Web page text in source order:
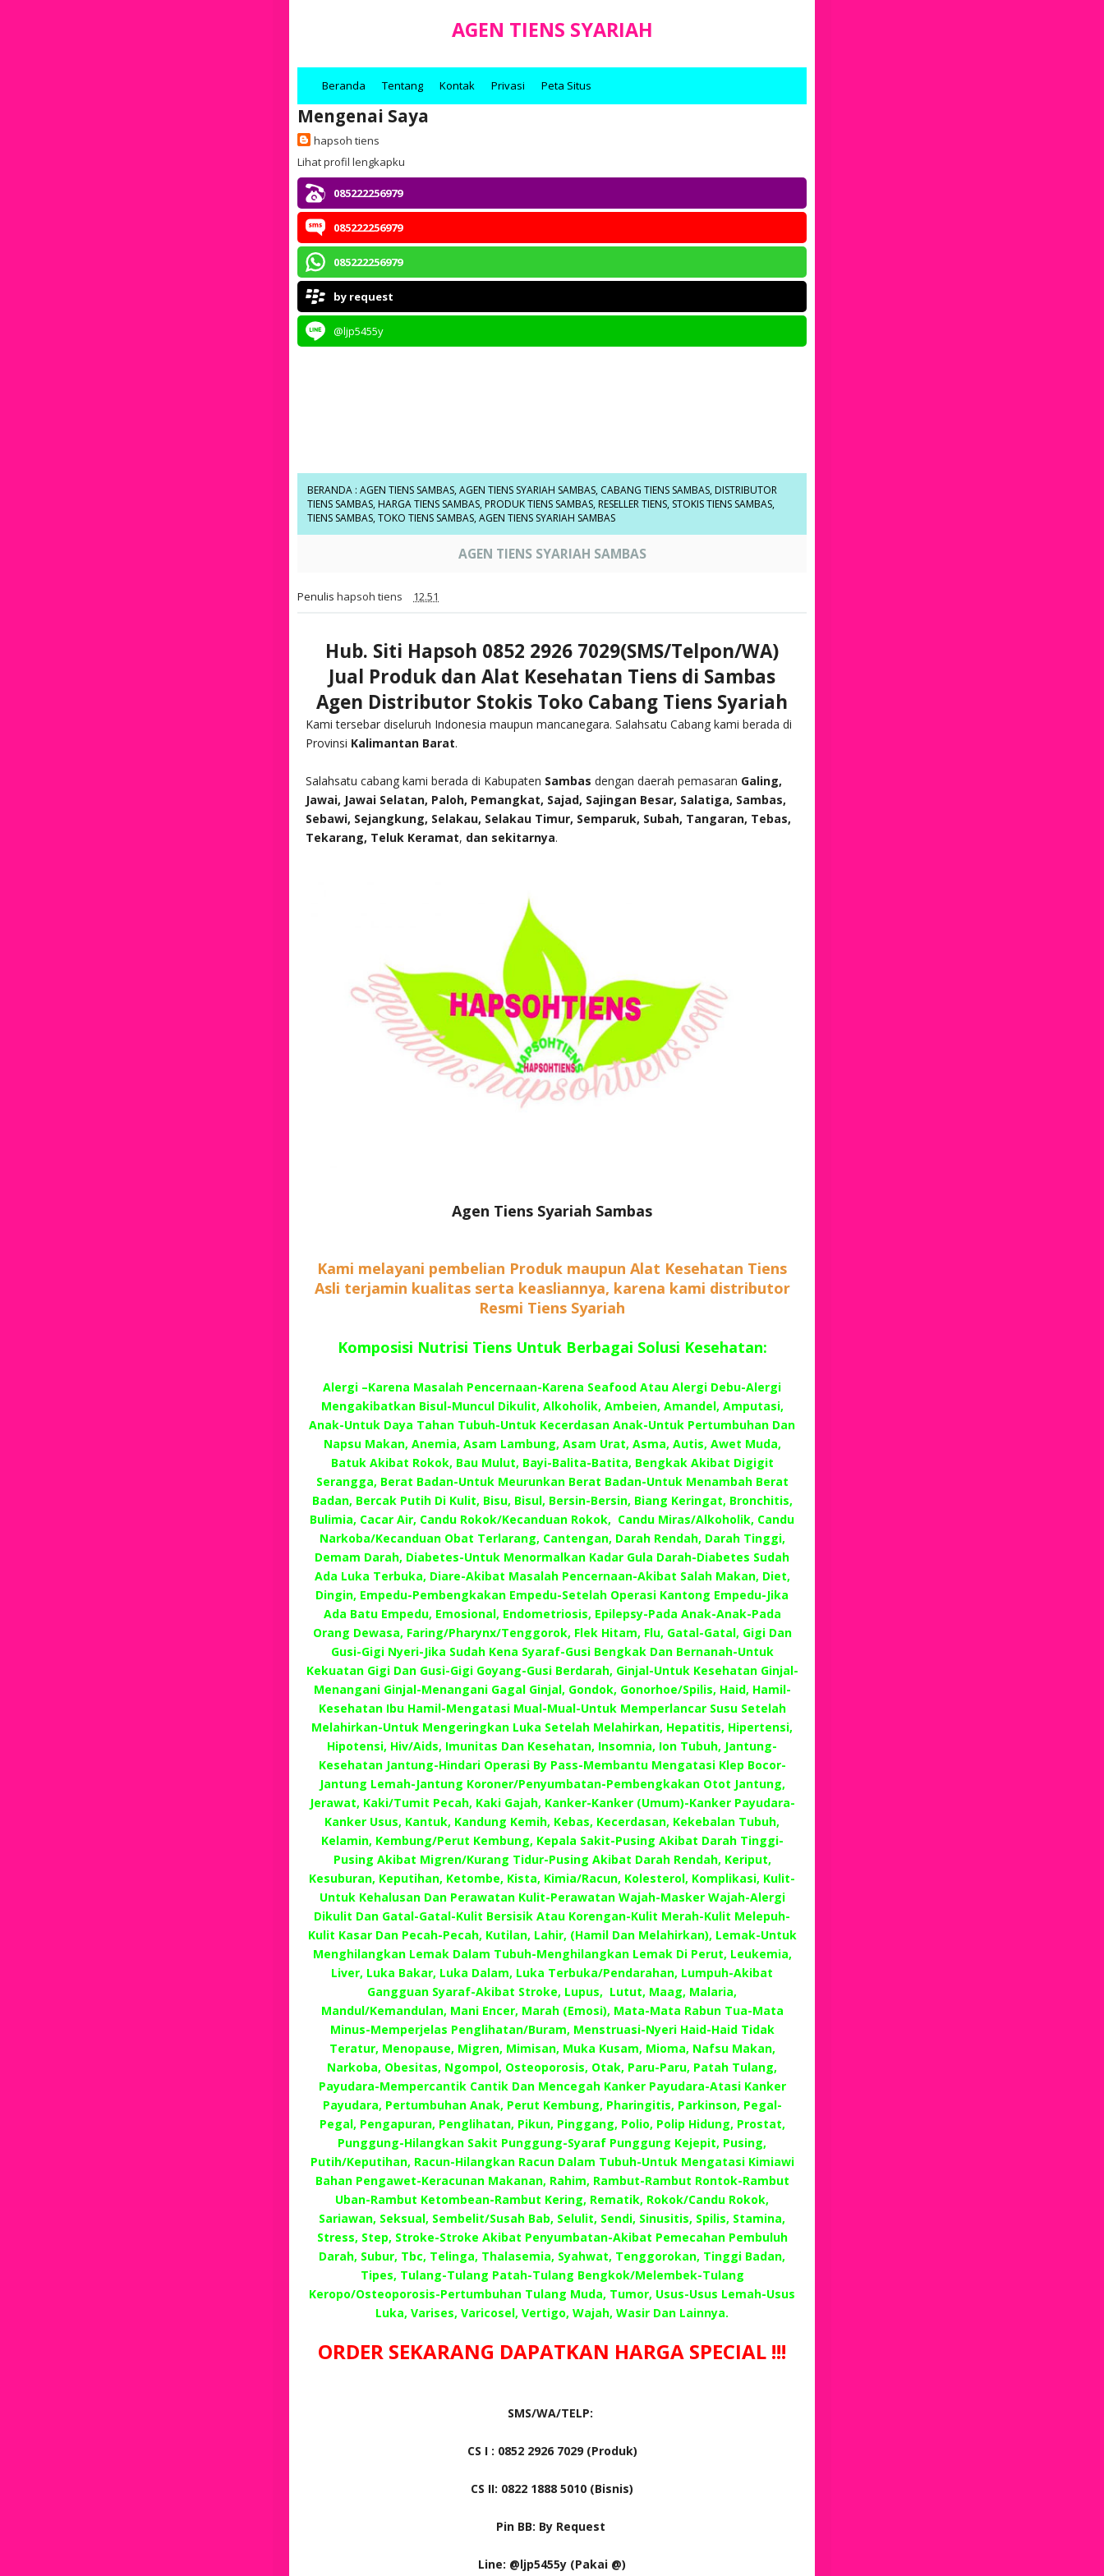
AGEN TIENS SYARIAH
Beranda Tentang Kontak Privasi Peta Situs
Mengenai Saya
hapsoh tiens
Lihat profil lengkapku
085222256979
085222256979
085222256979
by request
@ljp5455y
BERANDA : AGEN TIENS SAMBAS,AGEN TIENS SYARIAH SAMBAS, CABANG TIENS SAMBAS, DISTRIBUTOR
TIENS SAMBAS, HARGA TIENS SAMBAS, PRODUK TIENS SAMBAS, RESELLER TIENS, STOKIS TIENS SAMBAS,
TIENS SAMBAS,TOKO TIENS SAMBAS,AGEN TIENS SYARIAH SAMBAS
AGEN TIENS SYARIAH SAMBAS
Penulis hapsoh tiens 12.51
Hub. Siti Hapsoh 0852 2926 7029(SMS/Telpon/WA)
Jual Produk dan Alat Kesehatan Tiens di Sambas
Agen Distributor Stokis Toko Cabang Tiens Syariah
Kami tersebar diseluruh Indonesia maupun mancanegara. Salahsatu Cabang kami berada di
Provinsi Kalimantan Barat.
Salahsatu cabang kami berada di Kabupaten Sambas dengan daerah pemasaran Galing,
Jawai, Jawai Selatan, Paloh, Pemangkat, Sajad, Sajingan Besar, Salatiga, Sambas,
Sebawi, Sejangkung, Selakau, Selakau Timur, Semparuk, Subah, Tangaran, Tebas,
Tekarang, Teluk Keramat, dan sekitarnya.
Agen Tiens Syariah Sambas
Kami melayani pembelian Produk maupun Alat Kesehatan Tiens
Asli terjamin kualitas serta keasliannya, karena kami distributor
Resmi Tiens Syariah
Komposisi Nutrisi Tiens Untuk Berbagai Solusi Kesehatan:
Alergi –Karena Masalah Pencernaan-Karena Seafood Atau Alergi Debu-Alergi
Mengakibatkan Bisul-Muncul Dikulit, Alkoholik, Ambeien, Amandel, Amputasi,
Anak-Untuk Daya Tahan Tubuh-Untuk Kecerdasan Anak-Untuk Pertumbuhan Dan
Napsu Makan, Anemia, Asam Lambung, Asam Urat, Asma, Autis, Awet Muda,
Batuk Akibat Rokok, Bau Mulut, Bayi-Balita-Batita, Bengkak Akibat Digigit
Serangga, Berat Badan-Untuk Meurunkan Berat Badan-Untuk Menambah Berat
Badan, Bercak Putih Di Kulit, Bisu, Bisul, Bersin-Bersin, Biang Keringat, Bronchitis,
Bulimia, Cacar Air, Candu Rokok/Kecanduan Rokok, Candu Miras/Alkoholik, Candu
Narkoba/Kecanduan Obat Terlarang, Cantengan, Darah Rendah, Darah Tinggi,
Demam Darah, Diabetes-Untuk Menormalkan Kadar Gula Darah-Diabetes Sudah
Ada Luka Terbuka, Diare-Akibat Masalah Pencernaan-Akibat Salah Makan, Diet,
Dingin, Empedu-Pembengkakan Empedu-Setelah Operasi Kantong Empedu-Jika
Ada Batu Empedu, Emosional, Endometriosis, Epilepsy-Pada Anak-Anak-Pada
Orang Dewasa, Faring/Pharynx/Tenggorok, Flek Hitam, Flu, Gatal-Gatal, Gigi Dan
Gusi-Gigi Nyeri-Jika Sudah Kena Syaraf-Gusi Bengkak Dan Bernanah-Untuk
Kekuatan Gigi Dan Gusi-Gigi Goyang-Gusi Berdarah, Ginjal-Untuk Kesehatan Ginjal-
Menangani Ginjal-Menangani Gagal Ginjal, Gondok, Gonorhoe/Spilis, Haid, Hamil-
Kesehatan Ibu Hamil-Mengatasi Mual-Mual-Untuk Memperlancar Susu Setelah
Melahirkan-Untuk Mengeringkan Luka Setelah Melahirkan, Hepatitis, Hipertensi,
Hipotensi, Hiv/Aids, Imunitas Dan Kesehatan, Insomnia, Ion Tubuh, Jantung-
Kesehatan Jantung-Hindari Operasi By Pass-Membantu Mengatasi Klep Bocor-
Jantung Lemah-Jantung Koroner/Penyumbatan-Pembengkakan Otot Jantung,
Jerawat, Kaki/Tumit Pecah, Kaki Gajah, Kanker-Kanker (Umum)-Kanker Payudara-
Kanker Usus, Kantuk, Kandung Kemih, Kebas, Kecerdasan, Kekebalan Tubuh,
Kelamin, Kembung/Perut Kembung, Kepala Sakit-Pusing Akibat Darah Tinggi-
Pusing Akibat Migren/Kurang Tidur-Pusing Akibat Darah Rendah, Keriput,
Kesuburan, Keputihan, Ketombe, Kista, Kimia/Racun, Kolesterol, Komplikasi, Kulit-
Untuk Kehalusan Dan Perawatan Kulit-Perawatan Wajah-Masker Wajah-Alergi
Dikulit Dan Gatal-Gatal-Kulit Bersisik Atau Korengan-Kulit Merah-Kulit Melepuh-
Kulit Kasar Dan Pecah-Pecah, Kutilan, Lahir, (Hamil Dan Melahirkan), Lemak-Untuk
Menghilangkan Lemak Dalam Tubuh-Menghilangkan Lemak Di Perut, Leukemia,
Liver, Luka Bakar, Luka Dalam, Luka Terbuka/Pendarahan, Lumpuh-Akibat
Gangguan Syaraf-Akibat Stroke, Lupus, Lutut, Maag, Malaria,
Mandul/Kemandulan, Mani Encer, Marah (Emosi), Mata-Mata Rabun Tua-Mata
Minus-Memperjelas Penglihatan/Buram, Menstruasi-Nyeri Haid-Haid Tidak
Teratur, Menopause, Migren, Mimisan, Muka Kusam, Mioma, Nafsu Makan,
Narkoba, Obesitas, Ngompol, Osteoporosis, Otak, Paru-Paru, Patah Tulang,
Payudara-Mempercantik Cantik Dan Mencegah Kanker Payudara-Atasi Kanker
Payudara, Pertumbuhan Anak, Perut Kembung, Pharingitis, Parkinson, Pegal-
Pegal, Pengapuran, Penglihatan, Pikun, Pinggang, Polio, Polip Hidung, Prostat,
Punggung-Hilangkan Sakit Punggung-Syaraf Punggung Kejepit, Pusing,
Putih/Keputihan, Racun-Hilangkan Racun Dalam Tubuh-Untuk Mengatasi Kimiawi
Bahan Pengawet-Keracunan Makanan, Rahim, Rambut-Rambut Rontok-Rambut
Uban-Rambut Ketombean-Rambut Kering, Rematik, Rokok/Candu Rokok,
Sariawan, Seksual, Sembelit/Susah Bab, Selulit, Sendi, Sinusitis, Spilis, Stamina,
Stress, Step, Stroke-Stroke Akibat Penyumbatan-Akibat Pemecahan Pembuluh
Darah, Subur, Tbc, Telinga, Thalasemia, Syahwat, Tenggorokan, Tinggi Badan,
Tipes, Tulang-Tulang Patah-Tulang Bengkok/Melembek-Tulang
Keropo/Osteoporosis-Pertumbuhan Tulang Muda, Tumor, Usus-Usus Lemah-Usus
Luka, Varises, Varicosel, Vertigo, Wajah, Wasir Dan Lainnya.
ORDER SEKARANG DAPATKAN HARGA SPECIAL !!!
SMS/WA/TELP:
CS I : 0852 2926 7029 (Produk)
CS II: 0822 1888 5010 (Bisnis)
Pin BB: By Request
Line: @ljp5455y (Pakai @)